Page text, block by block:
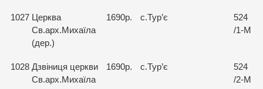
1027 Церква
Св.арх.Михаїла
(дер.)
1690р. с.Тур’є
524
/1-М
1028 Дзвіниця церкви
Св.арх.Михаїла
1690р. с.Тур’є
524
/2-М